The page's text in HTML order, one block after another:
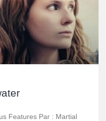
Features Par : Martial